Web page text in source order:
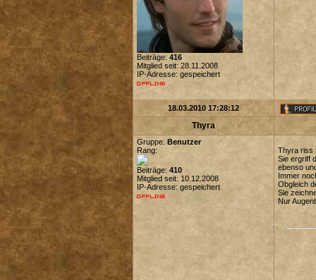
Beiträge: 416
Mitglied seit: 28.11.2008
IP-Adresse: gespeichert
18.03.2010 17:28:12
Thyra
Gruppe: Benutzer
Rang:
Beiträge: 410
Mitglied seit: 10.12.2008
IP-Adresse: gespeichert
Thyra riss
Sie ergriff
ebenso
Immer
Obgleich
Sie
Nur